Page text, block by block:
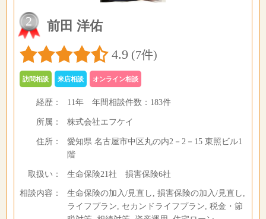
2
前田 洋佑
4.9 (7件)
訪問相談 来店相談 オンライン相談
経歴： 11年年間相談件数： 183件
所属： 株式会社エフケイ
住所：
愛知県 名古屋市中区丸の内2－2－15 東照ビル1
階
取扱い： 生命保険21社 損害保険6社
相談内容：
生命保険の加入/見直し, 損害保険の加入/見直し,
ライフプラン, セカンドライフプラン, 税金・節